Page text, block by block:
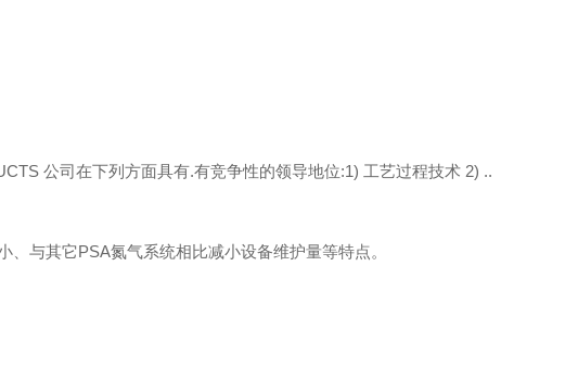
公司在下列方面具有.有竞争性的领导地位:1) 工艺过程技术 2) ..
、与其它PSA氮气系统相比减小设备维护量等特点。